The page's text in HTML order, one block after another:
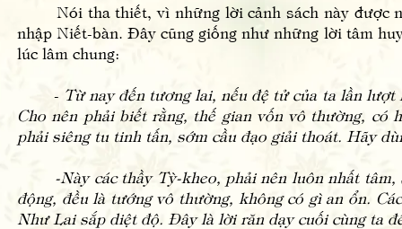
Nói tha thiết, vì những lời cảnh sách này được
nhập Niết-bàn. Đây cũng giống như những lời tâm
lúc lâm chung:
- Từ nay đến tương lai, nếu đệ tử của ta lần
Cho nên phải biết rằng, thế gian vốn vô thường, có
phải siêng tu tinh tấn, sớm cầu đạo giải thoát. Hãy
-Này các thầy Tỳ-kheo, phải nên luôn nhất tâm,
động, đều là tướng vô thường, không có gì an ổn.
Như Lai sắp diệt độ. Đây là lời răn dạy cuối cùng ta